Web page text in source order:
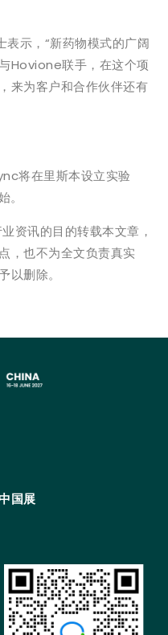
示，“新药物模式的广阔
Hovione联手，在这个项
来为客户和合作伙伴还有
将在里斯本设立实验
资讯的目的转载本文章，
，也不为全文负责真实
以删除。
国展